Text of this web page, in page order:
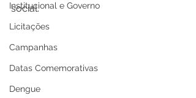
Institucional e Governo
Licitações
Campanhas
Datas Comemorativas
Dengue
social.